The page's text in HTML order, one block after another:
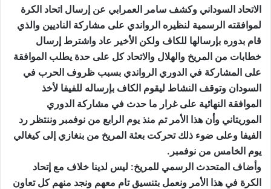
الاتحاد السوداني وكشف سامر العمرابي عن إرسال اتحاد الكرة
لموافقته الرسمية لنظيره الرواندي على مشاركة الناديين والذي
قام بدوره بإرسالها للكاف ولكن الأخير عاد واشترط إرسال
خطابات من المريخ والهلال والاتحاد كل على حدة يطلب الموافقة
على المشاركة في الدوري الرواندي بسبب ظروف الحرب في
السودان وتوقف النشاط ليقوم الكاف بإرساله للفيفا لأخذ
الموافقة النهائية على غرار ما حدث في مشاركة الدوري
الموريتاني وأن هذا الأمر تم منذ يوم الرابع من نوفمبر وننتظر رد
الفيفا وعلى ضوء ذلك تحركت بعثة المريخ من بنغازي إلى كيغالي
يوم الخامس من نوفمبر.
وأضاف المتحدث الرسمي للمريخ: ليس لدينا خلاف مع إتحاد
الكرة في هذا الأمر ونعمل بتنسيق تام معهم ونجد منهم كل تعاون